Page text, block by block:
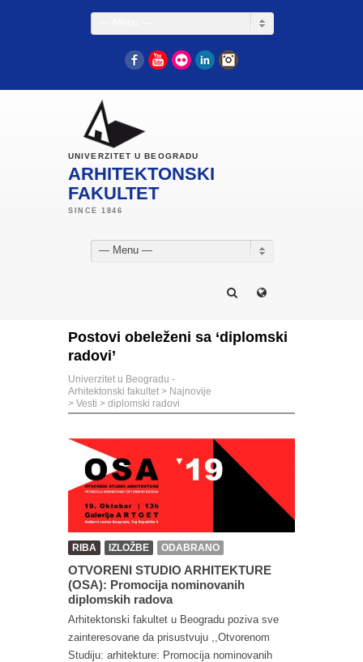
FacebookYouTube
Flickr LinkedIn
UNIVERZITET U BEOGRADU
ARHITEKTONSKI
FAKULTET
— Menu —
Postovi obeleženi sa ‘diplomski
radovi’
Univerzitet u Beogradu -
Arhitektonski fakultet > Najnovije
> Vesti > diplomski radovi
RIBA IZLOŽBE ODABRANO
OTVORENI STUDIO ARHITEKTURE
(OSA): Promocija nominovanih
diplomskih radova
Arhitektonski fakultet u Beogradu poziva sve
zainteresovane da prisustvuju ,,Otvorenom
Studiju: arhitekture: Promocija nominovanih